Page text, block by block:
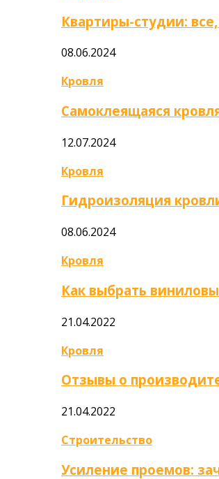
Квартиры-студии:
08.06.2024
Кровля
Самоклеящаяся
12.07.2024
Кровля
Гидроизоляция
08.06.2024
Кровля
Как выбрать
21.04.2022
Кровля
Отзывы о
21.04.2022
Строительство
Усиление проемов: